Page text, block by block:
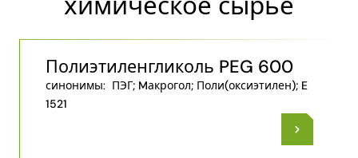
Полиэтиленгликоль PEG 600
синонимы: ПЭГ; Mакрогол; Поли​(оксиэтилен)​; E
1521